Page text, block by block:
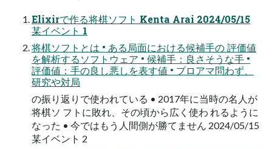
Elixirで作る将棋ソフト Kenta Arai 2024/05/15
某イベント 1
将棋ソフトとは • ある局面における候補手の 評価値
を解析するソフトウェア • 候補手：良さそうな手 •
評価値：手の良し悪しを表す値 • プロアマ問わず、
研究や対局
の振り返りで使われている • 2017年に当時の名人が
将棋ソ フトに敗れ、その頃から広く使わ れるように
なった • 今ではもう人間側が勝てません 2024/05/15
某イベント 2